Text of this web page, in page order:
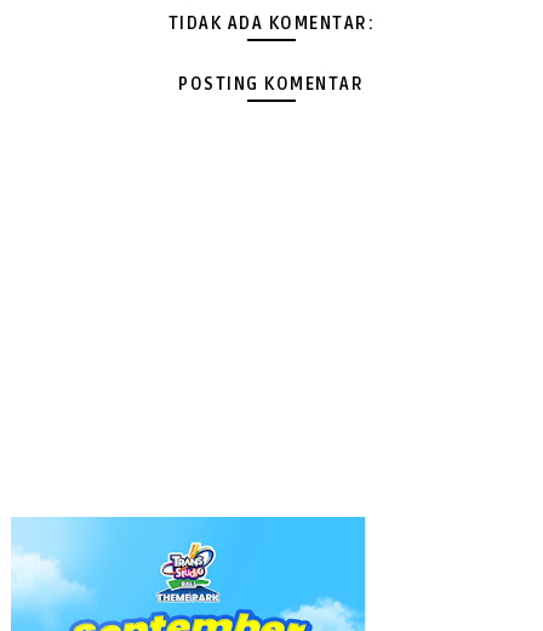
TIDAK ADA KOMENTAR:
POSTING KOMENTAR